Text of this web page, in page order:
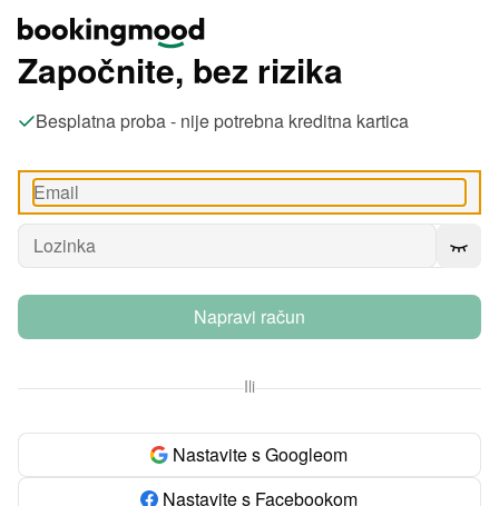
Započnite, bez rizika
Besplatna proba - nije potrebna kreditna kartica
Napravi račun
Ili
Nastavite s Googleom
Nastavite s Facebookom